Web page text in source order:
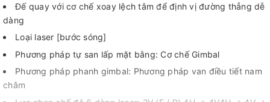
Đế quay với cơ chế xoay lệch tâm để định vị đường thẳng dễ
dàng
Loại laser [bước sóng]
Phương pháp tự san lấp mặt bằng: Cơ chế Gimbal
Phương pháp phanh gimbal: Phương pháp van điều tiết nam
châm